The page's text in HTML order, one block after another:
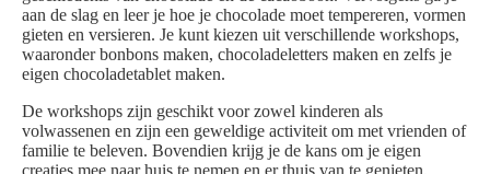
aan de slag en leer je hoe je chocolade moet tempereren, vormen
gieten en versieren. Je kunt kiezen uit verschillende workshops,
waaronder bonbons maken, chocoladeletters maken en zelfs je
eigen chocoladetablet maken.
De workshops zijn geschikt voor zowel kinderen als
volwassenen en zijn een geweldige activiteit om met vrienden of
familie te beleven. Bovendien krijg je de kans om je eigen